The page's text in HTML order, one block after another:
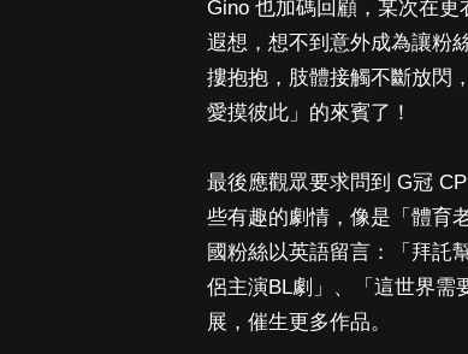
Gino 也加碼回顧，某次在
遐想，想不到意外成為讓粉
摟抱抱，肢體接觸不斷放閃
愛摸彼此」的來賓了！
最後應觀眾要求問到 G冠
些有趣的劇情，像是「體育
國粉絲以英語留言：「拜託
侶主演BL劇」、「這世界需
展，催生更多作品。